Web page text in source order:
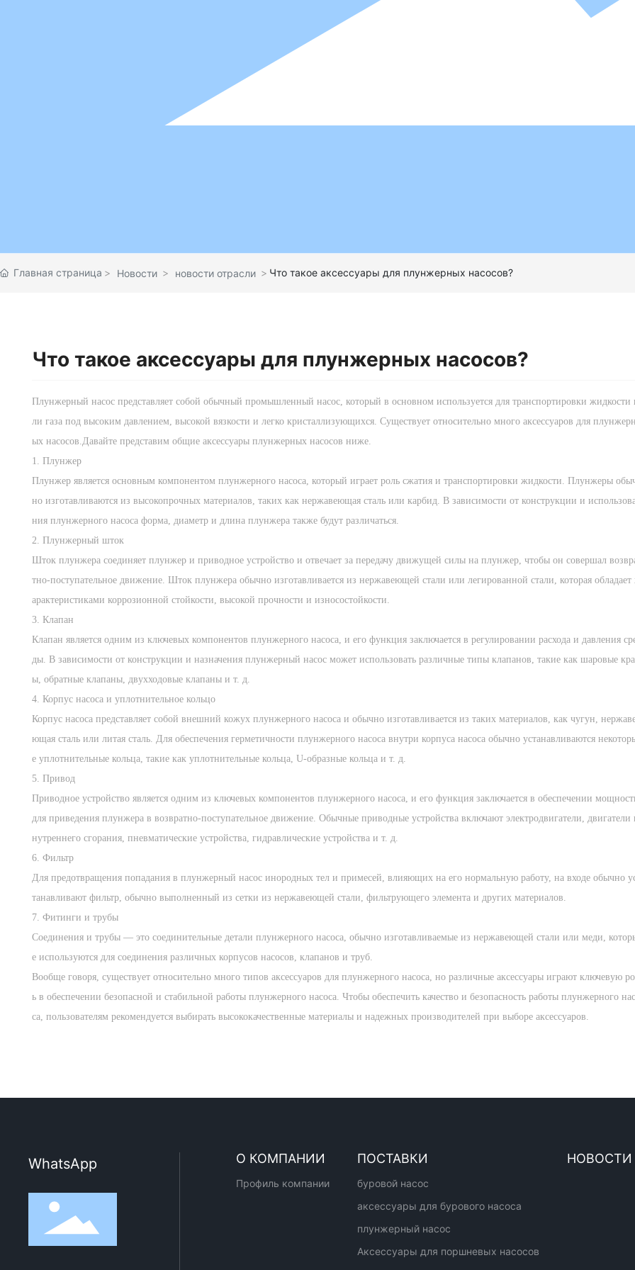
Главная страница Новости новости отрасли Что такое аксессуары для плунжерных насосов?
Что такое аксессуары для плунжерных насосов?
Плунжерный насос представляет собой обычный промышленный насос, который в основном используется для транспортировки жидкости
ли газа под высоким давлением, высокой вязкости и легко кристаллизующихся. Существует относительно много аксессуаров для плунжерн
ых насосов.Давайте представим общие аксессуары плунжерных насосов ниже.
1. Плунжер
Плунжер является основным компонентом плунжерного насоса, который играет роль сжатия и транспортировки жидкости. Плунжеры
но изготавливаются из высокопрочных материалов, таких как нержавеющая сталь или карбид. В зависимости от конструкции и
ния плунжерного насоса форма, диаметр и длина плунжера также будут различаться.
2. Плунжерный шток
Шток плунжера соединяет плунжер и приводное устройство и отвечает за передачу движущей силы на плунжер, чтобы он совершал
тно-поступательное движение. Шток плунжера обычно изготавливается из нержавеющей стали или легированной стали, которая обладает
арактеристиками коррозионной стойкости, высокой прочности и износостойкости.
3. Клапан
Клапан является одним из ключевых компонентов плунжерного насоса, и его функция заключается в регулировании расхода и давления
ды. В зависимости от конструкции и назначения плунжерный насос может использовать различные типы клапанов, такие как шаровые
ы, обратные клапаны, двухходовые клапаны и т. д.
4. Корпус насоса и уплотнительное кольцо
Корпус насоса представляет собой внешний кожух плунжерного насоса и обычно изготавливается из таких материалов, как чугун,
ющая сталь или литая сталь. Для обеспечения герметичности плунжерного насоса внутри корпуса насоса обычно устанавливаются
е уплотнительные кольца, такие как уплотнительные кольца, U-образные кольца и т. д.
5. Привод
Приводное устройство является одним из ключевых компонентов плунжерного насоса, и его функция заключается в обеспечении
для приведения плунжера в возвратно-поступательное движение. Обычные приводные устройства включают электродвигатели, двигатели
нутреннего сгорания, пневматические устройства, гидравлические устройства и т. д.
6. Фильтр
Для предотвращения попадания в плунжерный насос инородных тел и примесей, влияющих на его нормальную работу, на входе обычно
танавливают фильтр, обычно выполненный из сетки из нержавеющей стали, фильтрующего элемента и других материалов.
7. Фитинги и трубы
Соединения и трубы — это соединительные детали плунжерного насоса, обычно изготавливаемые из нержавеющей стали или меди,
е используются для соединения различных корпусов насосов, клапанов и труб.
Вообще говоря, существует относительно много типов аксессуаров для плунжерного насоса, но различные аксессуары играют ключевую
ь в обеспечении безопасной и стабильной работы плунжерного насоса. Чтобы обеспечить качество и безопасность работы плунжерного
са, пользователям рекомендуется выбирать высококачественные материалы и надежных производителей при выборе аксессуаров.
WhatsApp О КОМПАНИИ
Профиль компании
ПОСТАВКИ
буровой насос
аксессуары для бурового насоса
плунжерный насос
Аксессуары для поршневых насосов
НОВОСТИ